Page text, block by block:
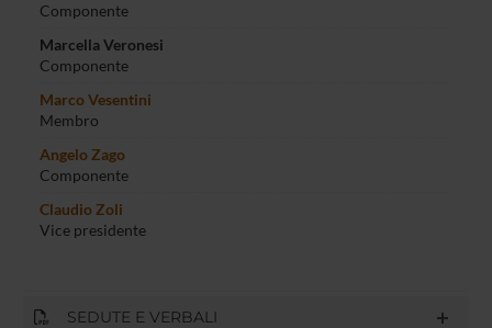
Componente
Marcella Veronesi
Componente
Marco Vesentini
Membro
Angelo Zago
Componente
Claudio Zoli
Vice presidente
SEDUTE E VERBALI